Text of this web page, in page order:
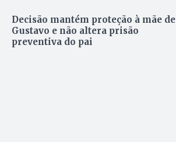
Decisão mantém proteção à mãe de
Gustavo e não altera prisão
preventiva do pai